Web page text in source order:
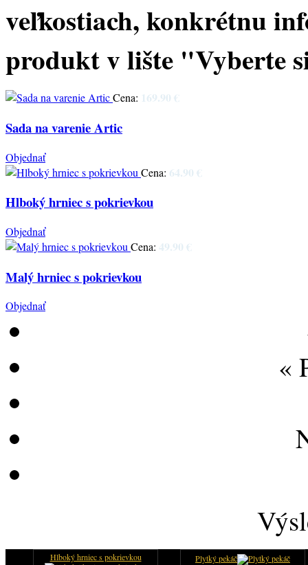
veľkostiach, konkrétnu
produkt v lište "Vyberte
Cena: 169.90 €
Sada na varenie Artic
Objednať
Cena: 64.90 €
Hlboký hrniec s pokrievkou
Objednať
Cena: 49.90 €
Malý hrniec s pokrievkou
Objednať
«
Hlboký hrniec s pokrievkou Plytký pekáč